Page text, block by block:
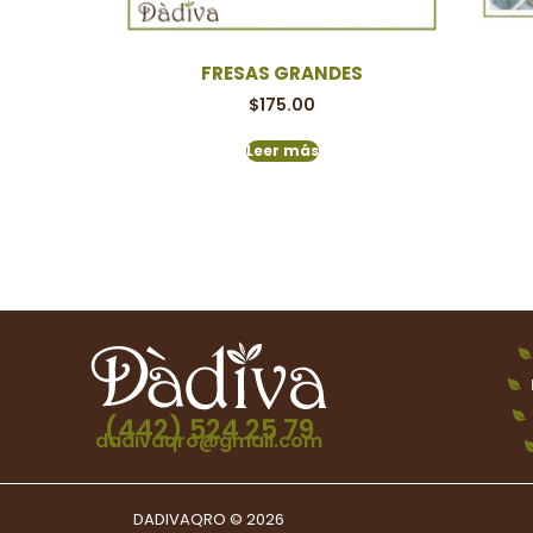
FRESAS GRANDES
$175.00
Leer más
(442) 524 25 79
dadivaqro@gmail.com
DADIVAQRO © 2026